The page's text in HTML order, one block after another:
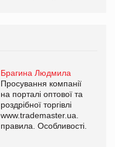
Брагина Людмила
Просування компанії
на порталі оптової та
роздрібної торгівлі
www.trademaster.ua.
правила. Особливості.